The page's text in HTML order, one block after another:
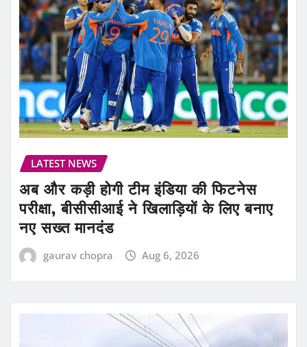
LATEST NEWS
अब और कड़ी होगी टीम इंडिया की फिटनेस
परीक्षा, बीसीसीआई ने खिलाड़ियों के लिए बनाए
नए सख्त मानदंड
gaurav chopra Aug 6, 2026